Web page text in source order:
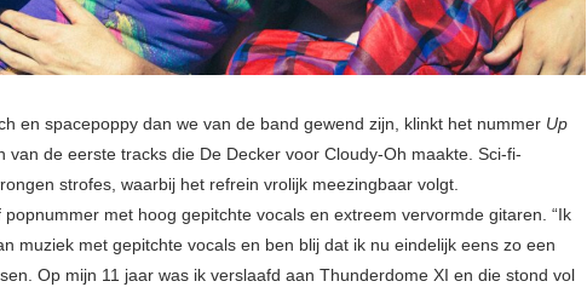
en spacepoppy dan we van de band gewend zijn, klinkt het nummer Up
van de eerste tracks die De Decker voor Cloudy-Oh maakte. Sci-fi-
strofes, waarbij het refrein vrolijk meezingbaar volgt.
popnummer met hoog gepitchte vocals en extreem vervormde gitaren. “Ik
muziek met gepitchte vocals en ben blij dat ik nu eindelijk eens zo een
Op mijn 11 jaar was ik verslaafd aan Thunderdome XI en die stond vol